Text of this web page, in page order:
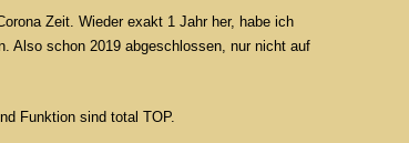
Zeit. Wieder exakt 1 Jahr her, habe ich
Also schon 2019 abgeschlossen, nur nicht auf
Funktion sind total TOP.